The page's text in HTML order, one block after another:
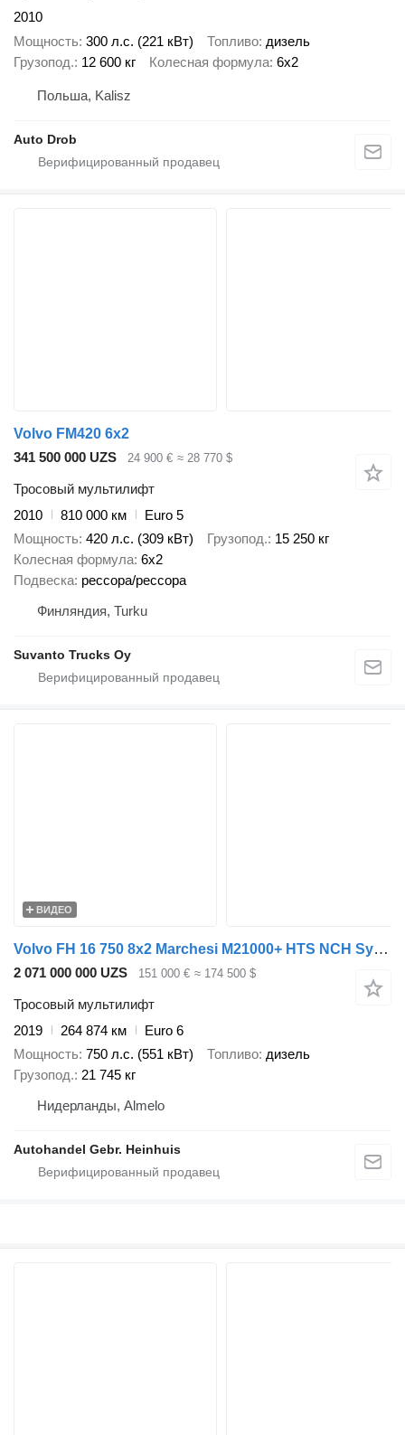
2010
Мощность 300 л.с. (221 кВт) Топливо дизель
Грузопод. 12 600 кг Колесная формула 6x2
Польша, Kalisz
Auto Drob
Volvo FM420 6x2
341 500 000 UZS
24 900 € ≈ 28 770 $
Тросовый мультилифт
2010
810 000 км
Euro 5
Мощность 420 л.с. (309 кВт) Грузопод. 15 250 кг
Колесная формула 6x2
Подвеска рессора/рессора
Финляндия, Turku
Suvanto Trucks Oy
ВИДЕО
Volvo FH 16 750 8x2 Marchesi M21000+ HTS NCH System
2 071 000 000 UZS 151 000 € ≈ 174 500 $
Тросовый мультилифт
2019
264 874 км
Euro 6
Мощность 750 л.с. (551 кВт) Топливо дизель
Грузопод. 21 745 кг
Нидерланды, Almelo
Autohandel Gebr. Heinhuis